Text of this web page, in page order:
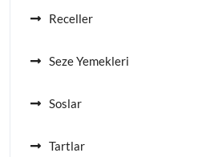
Receller
Seze Yemekleri
Soslar
Tartlar